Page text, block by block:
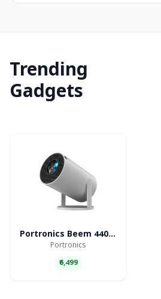
Trending
Gadgets
Portronics Beem 440 Smart LED Projector
Portronics
₹6,499